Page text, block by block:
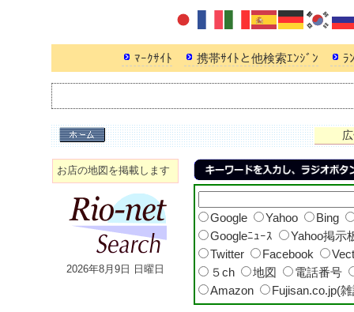
ﾏｰｸｻｲﾄ 携帯ｻｲﾄと他検索ｴﾝｼﾞﾝ ﾗ
お店の地図を掲載します
2026年8月9日 日曜日
Google Yahoo
Bing
Googleﾆｭｰｽ
Yahoo掲示
Twitter
Facebook
５ch
地図
電話番号
Amazon
Fujisan.co.jp(